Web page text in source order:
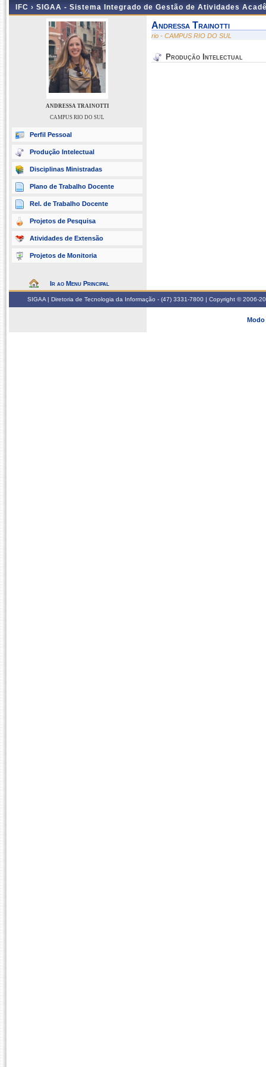
IFC › SIGAA - Sistema Integrado de Gestão de Atividades
ANDRESSA TRAINOTTI
CAMPUS RIO DO SUL
Perfil Pessoal
Produção Intelectual
Disciplinas Ministradas
Plano de Trabalho Docente
Rel. de Trabalho Docente
Projetos de Pesquisa
Atividades de Extensão
Projetos de Monitoria
Ir ao Menu Principal
Andressa Trainotti
rio - CAMPUS RIO DO SUL
Produção Intelectual
SIGAA | Diretoria de Tecnologia da Informação - (47) 3331-7800 | Copyright © 2006-
Modo